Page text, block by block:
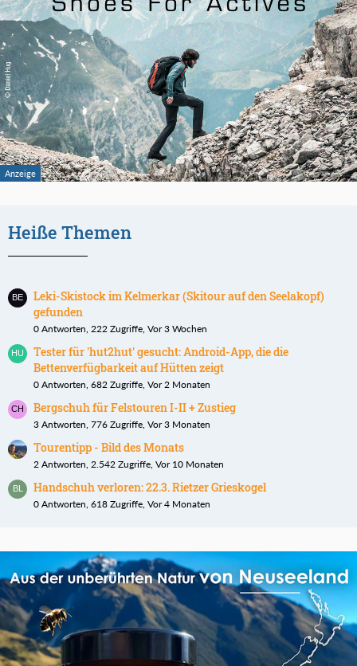
Heiße Themen
Leki-Skistock im Kelmerkar (Skitour auf den Seelakopf)
gefunden
0 Antworten, 222 Zugriffe, Vor 3 Wochen
Tester für 'hut2hut' gesucht: Android-App, die die
Bettenverfügbarkeit auf Hütten zeigt
0 Antworten, 682 Zugriffe, Vor 2 Monaten
Bergschuh für Felstouren I-II + Zustieg
3 Antworten, 776 Zugriffe, Vor 3 Monaten
Tourentipp - Bild des Monats
2 Antworten, 2.542 Zugriffe, Vor 10 Monaten
Handschuh verloren: 22.3. Rietzer Grieskogel
0 Antworten, 618 Zugriffe, Vor 4 Monaten